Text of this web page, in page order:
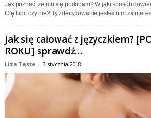
Jak poznać, że mu się podobam? W jaki sposób
Cię lubi, czy nie? Ty zdecydowanie jesteś nim
Jak się całować z języczkiem?
ROKU] sprawdź…
Liza Taste - 3 stycznia 2018